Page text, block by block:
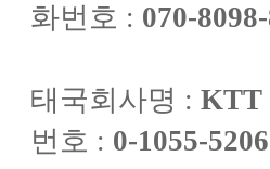
화번호 : 070-
태국회사명 : KTT
번호 : 0-1055-